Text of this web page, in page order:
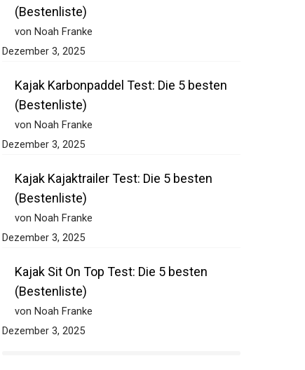
(Bestenliste)
von Noah Franke
Dezember 3, 2025
Kajak Karbonpaddel Test: Die 5 besten
(Bestenliste)
von Noah Franke
Dezember 3, 2025
Kajak Kajaktrailer Test: Die 5 besten
(Bestenliste)
von Noah Franke
Dezember 3, 2025
Kajak Sit On Top Test: Die 5 besten
(Bestenliste)
von Noah Franke
Dezember 3, 2025